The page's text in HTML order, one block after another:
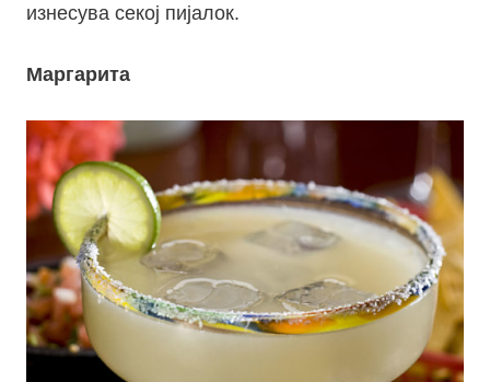
изнесува секој пијалок.
Маргарита